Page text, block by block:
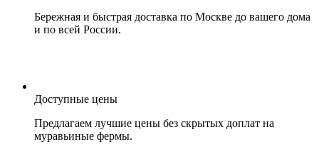
Бережная и быстрая доставка по Москве до вашего дома
и по всей России.
Доступные цены
Предлагаем лучшие цены без скрытых доплат на
муравьиные фермы.